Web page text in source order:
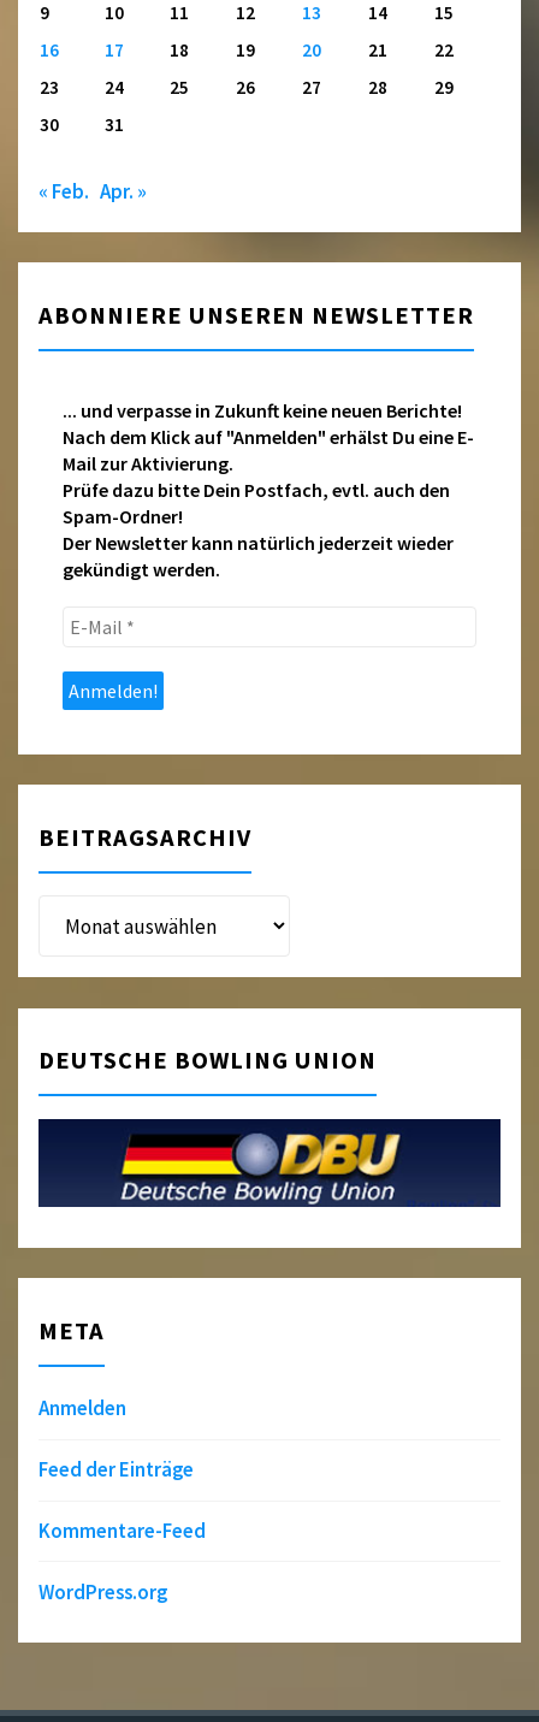
9
10 11 12 13 14
15
16
17 18 19 20 21
22
23
24 25 26 27 28
29
30
31
« Feb. Apr. »
ABONNIERE UNSEREN NEWSLETTER
... und verpasse in Zukunft keine neuen Berichte!
Nach dem Klick auf "Anmelden" erhälst Du eine E-
Mail zur Aktivierung.
Prüfe dazu bitte Dein Postfach, evtl. auch den
Spam-Ordner!
Der Newsletter kann natürlich jederzeit wieder
gekündigt werden.
E-
*
BEITRAGSARCHIV
Beitragsarchiv
DEUTSCHE BOWLING UNION
META
Anmelden
Feed der Einträge
Kommentare-Feed
WordPress.org